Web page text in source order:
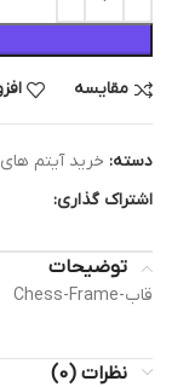
مقایسه
دسته: خرید آیتم های
اشتراک گذاری:
توضیحات
قاب-Chess-Frame
نظرات (0)